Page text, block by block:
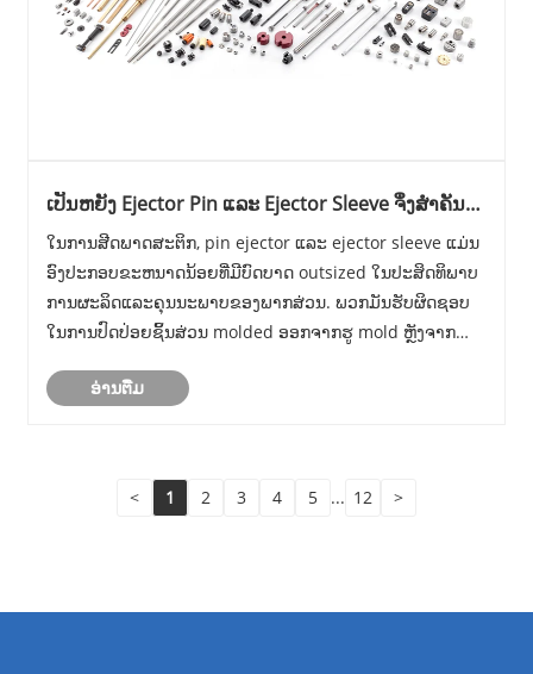
ເປັນຫຍັງ Ejector Pin ແລະ Ejector Sleeve ຈຶ່ງສຳຄັນຕໍ່
ປະສິດທິພາບຂອງແມ່ພິມສີດ ແລະ ອາຍຸຍືນ?
ໃນການສີດພາດສະຕິກ, pin ejector ແລະ ejector sleeve ແມ່ນ
ອົງປະກອບຂະຫນາດນ້ອຍທີ່ມີບົດບາດ outsized ໃນປະສິດທິພາບ
ການຜະລິດແລະຄຸນນະພາບຂອງພາກສ່ວນ. ພວກມັນຮັບຜິດຊອບ
ໃນການປົດປ່ອຍຊິ້ນສ່ວນ molded ອອກຈາກຮູ mold ຫຼັງຈາກ
ຫຼາຍພັນຫຼືແມ້ກະທັ້ງຫຼາຍລ້ານຄັ້ງ. ເຂັມຄັດລອກທີ......
ອ່ານ​ຕື່ມ
< 1 2 3 4 5 ... 12 >